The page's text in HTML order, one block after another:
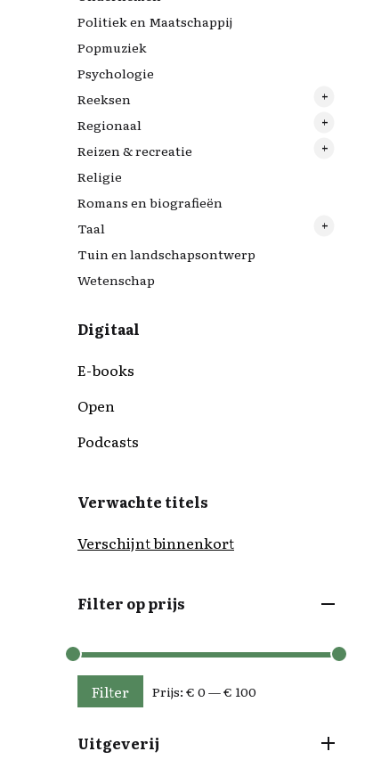
Politiek en Maatschappij
Popmuziek
Psychologie
Reeksen
10 feiten die je zou moeten kennen
24 uur in
Biografiereeks Over leven
De Scharrelaar
Filosofische standaardwerken
Grote ...boek
Regionaal
Drenthe
Friestalig
Fryslân
Reizen & recreatie
Italië
Religie
Romans en biografieën
Taal
Engelstalig
Tuin en landschapsontwerp
Wetenschap
Digitaal
E-books
Open
Podcasts
Verwachte titels
Verschijnt binnenkort
Filter op prijs
Min. prijs
Max. prijs
Filter Prijs: € 0 —€ 100
Uitgeverij